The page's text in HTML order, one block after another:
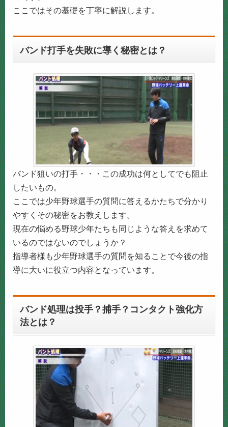
ここではその基礎を丁寧に解説します。
バンド打手を失敗に導く秘密とは？
バンド狙いの打手・・・この成功は何としてでも阻止
したいもの。
ここでは少年野球選手の質問に答えるかたちで分かり
やすくその秘密をお教えします。
現在の悩める野球少年たちも同じような答えを求めて
いるのではないのでしょうか？
指導者様も少年野球選手の質問を知ることで今後の指
導に大いに役立つ内容となっています。
バンド処理は投手？捕手？コンタクト強化方
法とは？